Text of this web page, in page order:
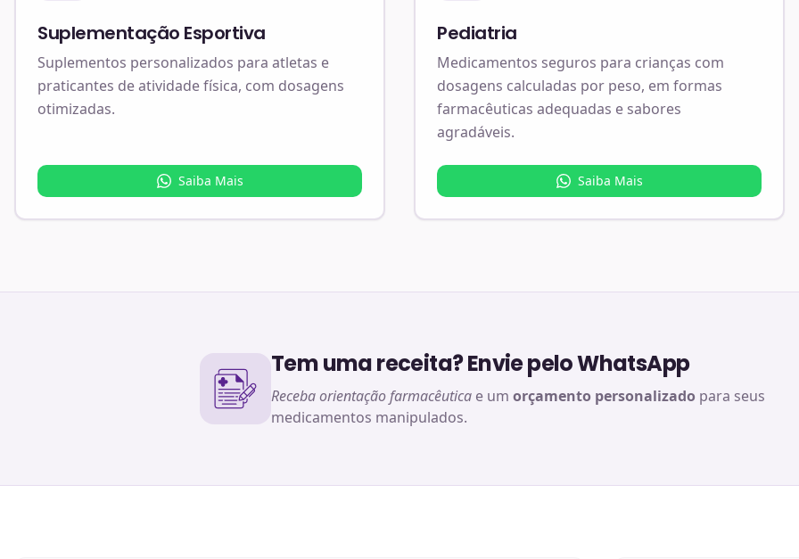
Suplementação Esportiva
Suplementos personalizados para atletas e
praticantes de atividade física, com dosagens
otimizadas.
Saiba Mais
Pediatria
Medicamentos seguros para crianças com
dosagens calculadas por peso, em formas
farmacêuticas adequadas e sabores
agradáveis.
Saiba Mais
Tem uma receita? Envie pelo WhatsApp
Receba orientação farmacêutica e um orçamento personalizado para seus
medicamentos manipulados.